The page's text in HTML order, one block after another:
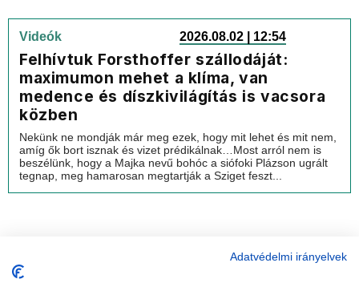
Videók 2026.08.02 | 12:54
Felhívtuk Forsthoffer szállodáját:
maximumon mehet a klíma, van
medence és díszkivilágítás is vacsora
közben
Nekünk ne mondják már meg ezek, hogy mit lehet és mit nem,
amíg ők bort isznak és vizet prédikálnak…Most arról nem is
beszélünk, hogy a Majka nevű bohóc a siófoki Plázson ugrált
tegnap, meg hamarosan megtartják a Sziget feszt...
Adatvédelmi irányelvek